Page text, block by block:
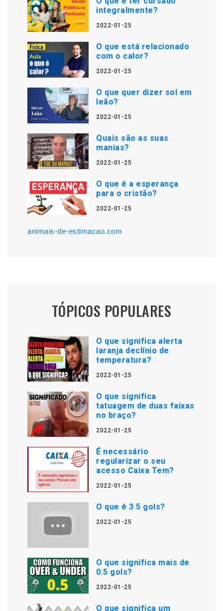
integralmente?
2022-01-25
O que está relacionado
com o calor?
2022-01-25
O que quer dizer sol em
leão?
2022-01-25
Quais são as suas
manias?
2022-01-25
O que é a esperança
para o cristão?
2022-01-25
animais-de-estimacao.com
TÓPICOS POPULARES
O que significa alerta
laranja declínio de
temperatura?
2022-01-25
O que significa
tatuagem de duas faixas
no braço?
2022-01-25
É necessário
regularizar o seu
acesso Caixa Tem?
2022-01-25
O que é 3 5 gols?
2022-01-25
O que significa mais de
0.5 gols?
2022-01-25
O que significa um